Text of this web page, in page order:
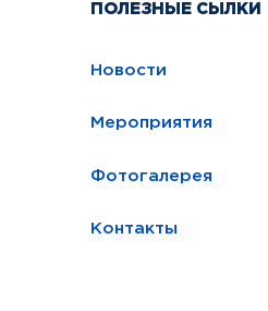
ПОЛЕЗНЫЕ СЫЛКИ
Новости
Мероприятия
Фотогалерея
Контакты